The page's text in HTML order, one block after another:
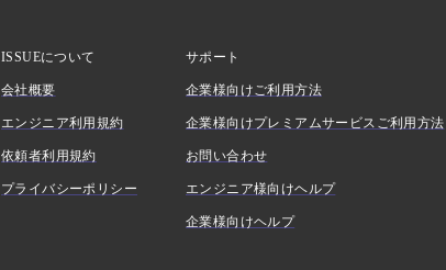
ISSUEについて
会社概要
エンジニア利用規約
依頼者利用規約
プライバシーポリシー
サポート
企業様向けご利用方法
企業様向けプレミアムサービスご利用方法
お問い合わせ
エンジニア様向けヘルプ
企業様向けヘルプ